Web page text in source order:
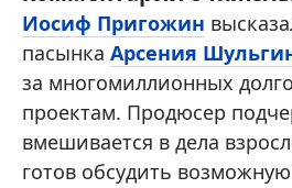
Иосиф Пригожин
пасынка Арсения
за многомиллионных
проектам. Продюсер
вмешивается в дела
готов обсудить